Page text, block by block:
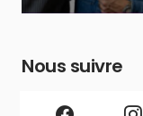
Nous suivre